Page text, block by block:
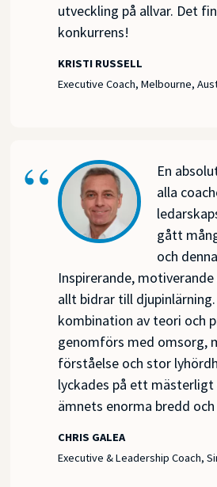
utveckling på allvar. Det
konkurrens!
KRISTI RUSSELL
Executive Coach, Melbourne,
En
alla
gått
och
Inspirerande,
allt bidrar till
kombination av teori och
genomförs med omsorg,
förståelse och stor
lyckades på ett
ämnets enorma bredd och
CHRIS GALEA
Executive & Leadership Coach,